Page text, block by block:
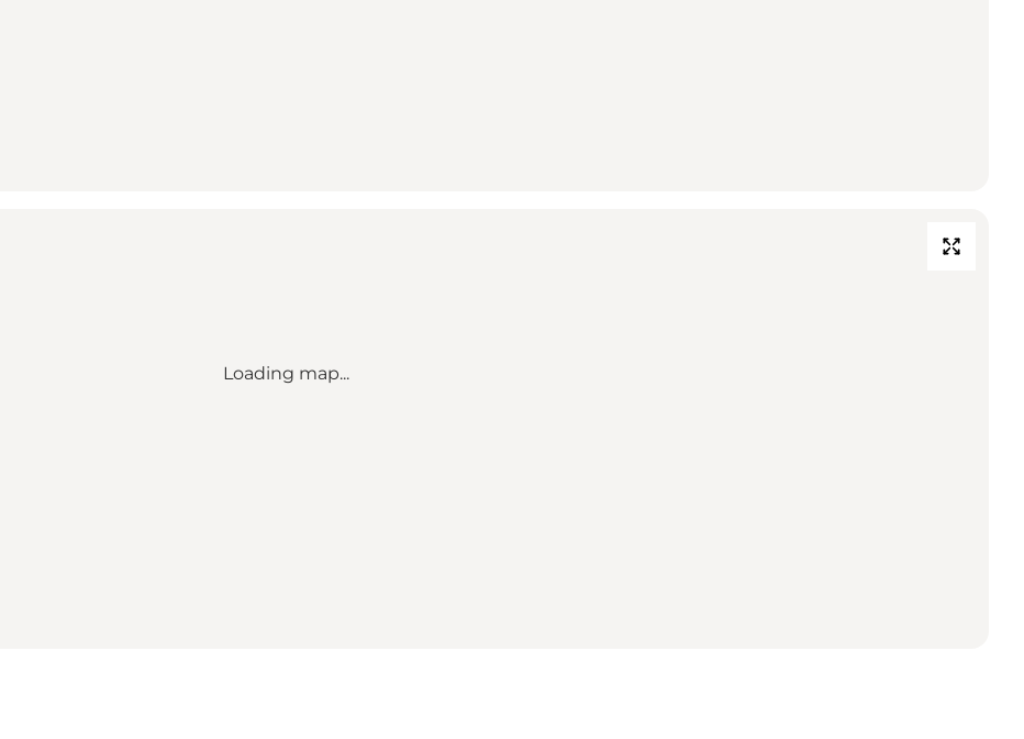
Loading map...